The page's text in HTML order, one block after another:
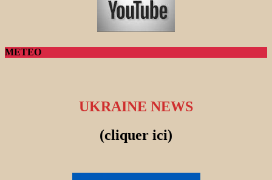
METEO
UKRAINE NEWS
(cliquer ici)